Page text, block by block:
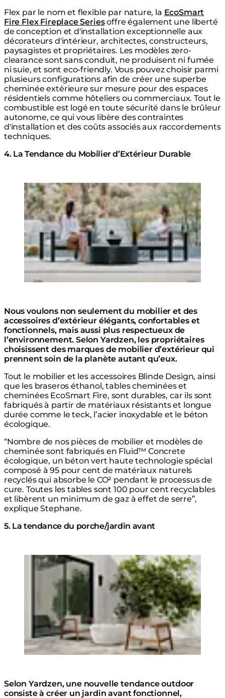
Flex par le nom et flexible par nature, la EcoSmart
Fire Flex Fireplace Seriesoffre également une liberté
de conception et d'installation exceptionnelle aux
décorateurs d'intérieur, architectes, constructeurs,
paysagistes et propriétaires. Les modèles zero-
clearance sont sans conduit, ne produisent ni fumée
ni suie, et sont eco-friendly. Vous pouvez choisir parmi
plusieurs configurations afin de créer une superbe
cheminée extérieure sur mesure pour des espaces
résidentiels comme hôteliers ou commerciaux. Tout le
combustible est logé en toute sécurité dans le brûleur
autonome, ce qui vous libère des contraintes
d'installation et des coûts associés aux raccordements
techniques.
4. La Tendance du Mobilier d’Extérieur Durable
Loading image...
Nous voulons non seulement du mobilier et des
accessoires d’extérieur élégants, confortables et
fonctionnels, mais aussi plus respectueux de
l’environnement. Selon Yardzen, les propriétaires
choisissent des marques de mobilier d’extérieur qui
prennent soin de la planète autant qu’eux.
Tout le mobilier et les accessoires Blinde Design, ainsi
que les braseros éthanol, tables cheminées et
cheminées EcoSmart Fire, sont durables, car ils sont
fabriqués à partir de matériaux résistants et longue
durée comme le teck, l’acier inoxydable et le béton
écologique.
“Nombre de nos pièces de mobilier et modèles de
cheminée sont fabriqués en Fluid™ Concrete
écologique, un béton vert haute technologie spécial
composé à 95 pour cent de matériaux naturels
recyclés qui absorbe le CO² pendant le processus de
cure. Toutes les tables sont 100 pour cent recyclables
et libèrent un minimum de gaz à effet de serre”,
explique Stephane.
5. La tendance du porche/jardin avant
Loading image...
Selon Yardzen, une nouvelle tendance outdoor
consiste à créer un jardin avant fonctionnel,